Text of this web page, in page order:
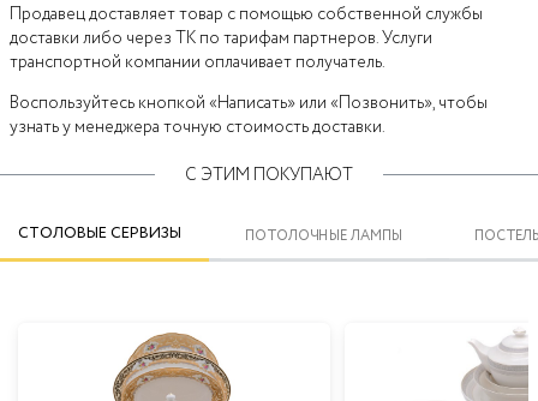
Продавец доставляет товар с помощью собственной службы
доставки либо через ТК по тарифам партнеров. Услуги
транспортной компании оплачивает получатель.
Воспользуйтесь кнопкой «Написать» или «Позвонить», чтобы
узнать у менеджера точную стоимость доставки.
С ЭТИМ ПОКУПАЮТ
СТОЛОВЫЕ СЕРВИЗЫ ПОТОЛОЧНЫЕ ЛАМПЫ